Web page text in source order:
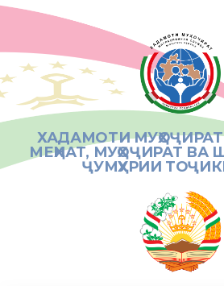
ХАДАМОТИ
МЕҲНАТ, МУҲОҶИРАТ ВА
ҶУМҲУРИИ